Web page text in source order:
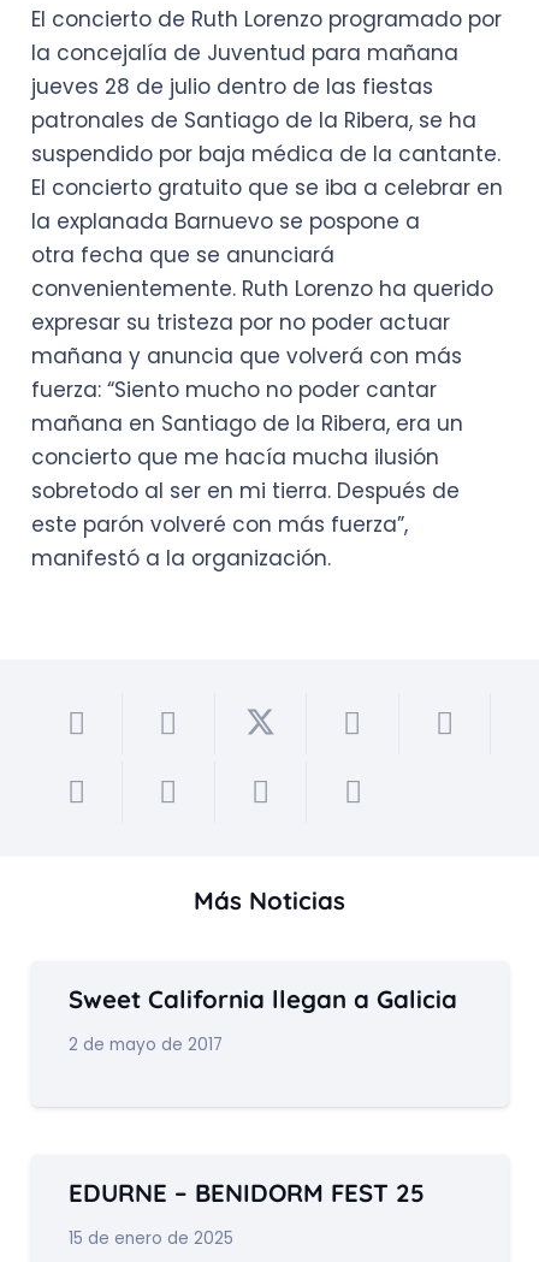
El concierto de Ruth Lorenzo programado por
la concejalía de Juventud para mañana
jueves 28 de julio dentro de las fiestas
patronales de Santiago de la Ribera, se ha
suspendido por baja médica de la cantante.
El concierto gratuito que se iba a celebrar en
la explanada Barnuevo se pospone a
otra fecha que se anunciará
convenientemente. Ruth Lorenzo ha querido
expresar su tristeza por no poder actuar
mañana y anuncia que volverá con más
fuerza: “Siento mucho no poder cantar
mañana en Santiago de la Ribera, era un
concierto que me hacía mucha ilusión
sobretodo al ser en mi tierra. Después de
este parón volveré con más fuerza”,
manifestó a la organización.
Más Noticias
Sweet California llegan a Galicia
2 de mayo de 2017
EDURNE – BENIDORM FEST 25
15 de enero de 2025